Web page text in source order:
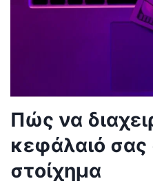
Πώς να
κεφάλαιό σας
στοίχημα